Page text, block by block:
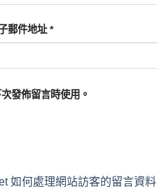
郵件地址*
發佈留言時使用。
如何處理網站訪客的留言資料